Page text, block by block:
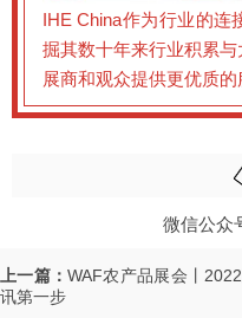
IHE China作为行业的连
掘其数十年来行业积累
展商和观众提供更优质的
微信公众
上一篇：WAF农产品展会丨
讯第一步